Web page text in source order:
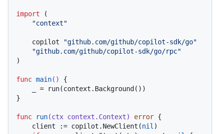
import (
"context"
    copilot
"github.com/github/copilot-sdk/go"
"github.com/github/copilot-sdk/go/rpc"
)
func main()
{
}
func run(ctx context.Context) error {
    client := copilot.NewClient(
nil)